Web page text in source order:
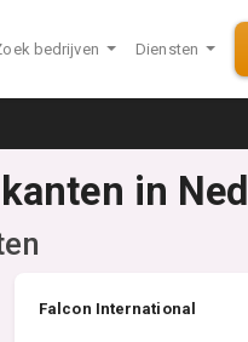
bedrijven Diensten
in
Falcon International